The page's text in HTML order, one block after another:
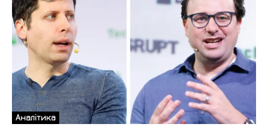
Аналітика